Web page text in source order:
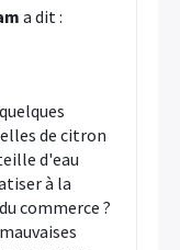
a dit :
de citron
d'eau
à la
commerce ?